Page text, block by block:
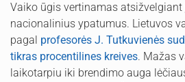
Vaiko ūgis vertinamas
nacionalinius ypatumus. Lietuvos
pagal profesorės J. Tutkuvienės
tikras procentilines kreives. Mažas
laikotarpiu iki brendimo auga